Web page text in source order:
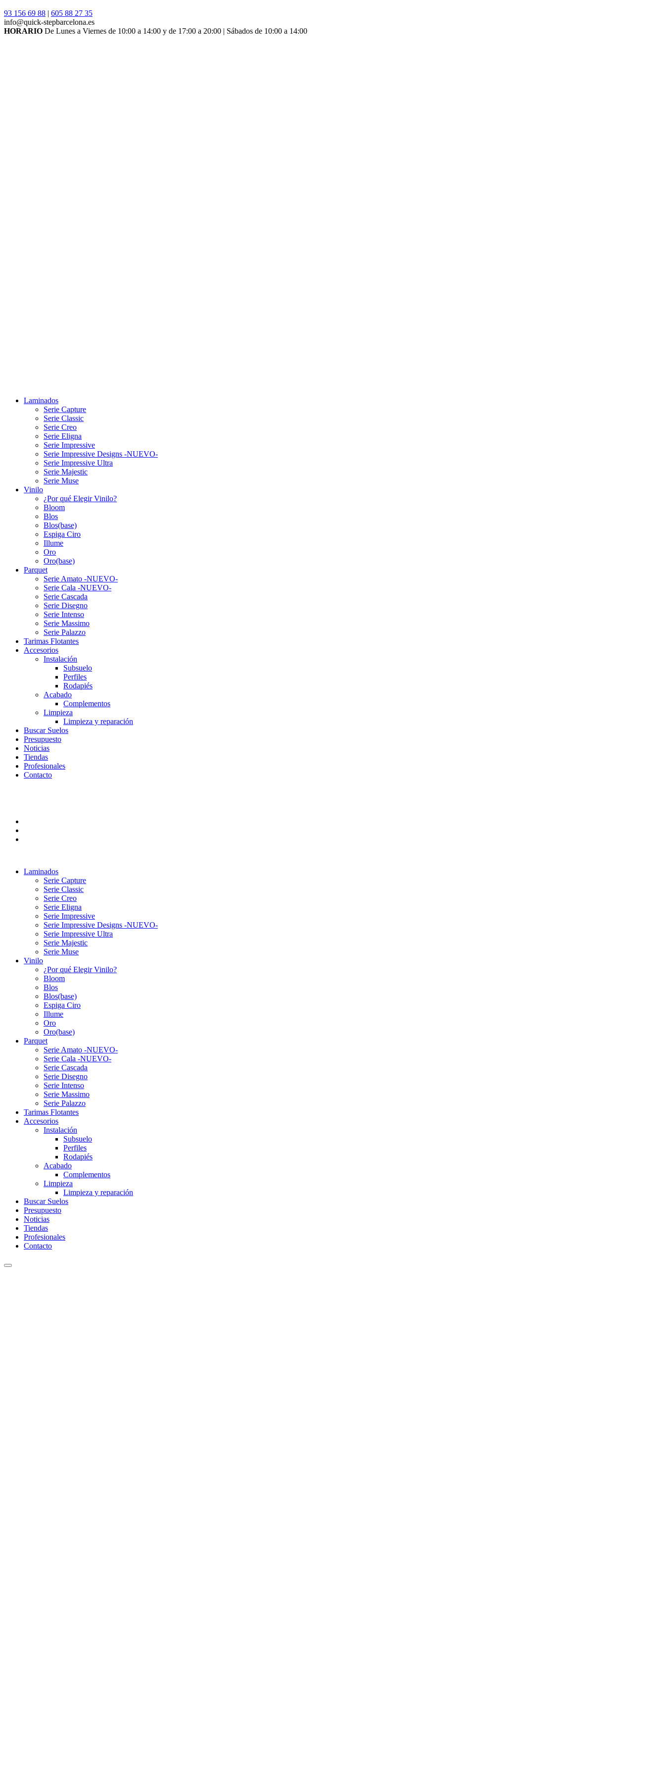
93 156 69 88 | 605 88 27 35
info@quick-stepbarcelona.es
HORARIO De Lunes a Viernes de 10:00 a 14:00 y de 17:00 a 20:00 | Sábados de 10:00 a 14:00
Laminados
Serie Capture
Serie Classic
Serie Creo
Serie Eligna
Serie Impressive
Serie Impressive Designs -NUEVO-
Serie Impressive Ultra
Serie Majestic
Serie Muse
Vinilo
¿Por qué Elegir Vinilo?
Bloom
Blos
Blos(base)
Espiga Ciro
Illume
Oro
Oro(base)
Parquet
Serie Amato -NUEVO-
Serie Cala -NUEVO-
Serie Cascada
Serie Disegno
Serie Intenso
Serie Massimo
Serie Palazzo
Tarimas Flotantes
Accesorios
Instalación
Subsuelo
Perfiles
Rodapiés
Acabado
Complementos
Limpieza
Limpieza y reparación
Buscar Suelos
Presupuesto
Noticias
Tiendas
Profesionales
Contacto
Laminados
Serie Capture
Serie Classic
Serie Creo
Serie Eligna
Serie Impressive
Serie Impressive Designs -NUEVO-
Serie Impressive Ultra
Serie Majestic
Serie Muse
Vinilo
¿Por qué Elegir Vinilo?
Bloom
Blos
Blos(base)
Espiga Ciro
Illume
Oro
Oro(base)
Parquet
Serie Amato -NUEVO-
Serie Cala -NUEVO-
Serie Cascada
Serie Disegno
Serie Intenso
Serie Massimo
Serie Palazzo
Tarimas Flotantes
Accesorios
Instalación
Subsuelo
Perfiles
Rodapiés
Acabado
Complementos
Limpieza
Limpieza y reparación
Buscar Suelos
Presupuesto
Noticias
Tiendas
Profesionales
Contacto